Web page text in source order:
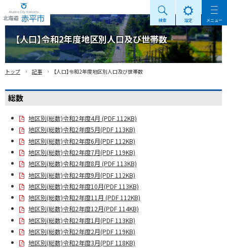
Akabira City Hokkaido 北海道 赤平市
検索 設定 メニュー
【人口】令和2年度地区別人口及び世帯数
トップ › 記事 › 【人口】令和2年度地区別人口及び世帯数
総数
地区別(総数)令和2年度4月 (PDF 112KB)
地区別(総数)令和2年度5月(PDF 113KB)
地区別(総数)令和2年度6月(PDF 112KB)
地区別(総数)令和2年度7月(PDF 119KB)
地区別(総数)令和2年度8月 (PDF 113KB)
地区別(総数)令和2年度9月(PDF 112KB)
地区別(総数)令和2年度10月(PDF 113KB)
地区別(総数)令和2年度11月 (PDF 112KB)
地区別(総数)令和2年度12月(PDF 114KB)
地区別(総数)令和2年度1月(PDF 113KB)
地区別(総数)令和2年度2月(PDF 119KB)
地区別(総数)令和2年度3月(PDF 118KB)